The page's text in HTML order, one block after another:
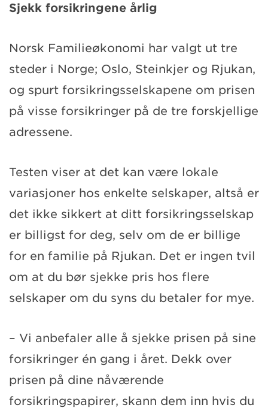
Sjekk forsikringene årlig
Norsk Familieøkonomi har valgt ut tre
steder i Norge; Oslo, Steinkjer og Rjukan,
og spurt forsikringsselskapene om prisen
på visse forsikringer på de tre forskjellige
adressene.
Testen viser at det kan være lokale
variasjoner hos enkelte selskaper, altså er
det ikke sikkert at ditt forsikringsselskap
er billigst for deg, selv om de er billige
for en familie på Rjukan. Det er ingen tvil
om at du bør sjekke pris hos flere
selskaper om du syns du betaler for mye.
– Vi anbefaler alle å sjekke prisen på sine
forsikringer én gang i året. Dekk over
prisen på dine nåværende
forsikringspapirer, skann dem inn hvis du